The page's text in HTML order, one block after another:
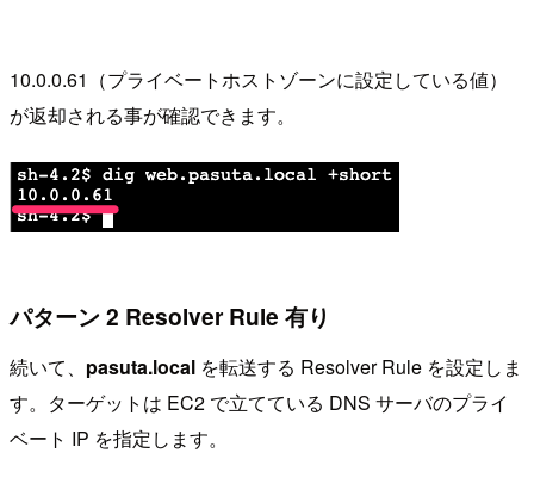
10.0.0.61（プライベートホストゾーンに設定している値）
が返却される事が確認できます。
パターン 2 Resolver Rule 有り
続いて、 pasuta.local を転送する Resolver Rule を設定しま
す。ターゲットは EC2 で立てている DNS サーバのプライ
ベート IP を指定します。